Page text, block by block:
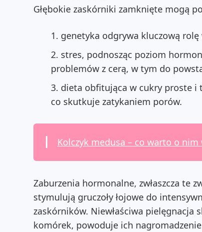
Głębokie zaskórniki zamknięte mogą
genetyka odgrywa kluczową
stres, podnosząc poziom
problemów z cerą, w tym do
dieta obfitująca w cukry proste i
co skutkuje zatykaniem porów.
Kolczyk medusa – co warto o
Zaburzenia hormonalne, zwłaszcza te
stymulują gruczoły łojowe do
zaskórników. Niewłaściwa
komórek, powoduje ich